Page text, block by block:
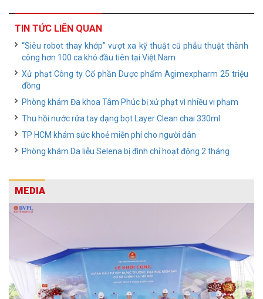
TIN TỨC LIÊN QUAN
“Siêu robot thay khớp” vượt xa kỹ thuật cũ phẫu thuật thành
công hơn 100 ca khó đầu tiên tại Việt Nam
Xử phạt Công ty Cổ phần Dược phẩm Agimexpharm 25 triệu
đồng
Phòng khám Đa khoa Tâm Phúc bị xử phạt vì nhiều vi phạm
Thu hồi nước rửa tay dạng bọt Layer Clean chai 330ml
TP HCM khám sức khoẻ miễn phí cho người dân
Phòng khám Da liễu Selena bị đình chỉ hoạt động 2 tháng
MEDIA